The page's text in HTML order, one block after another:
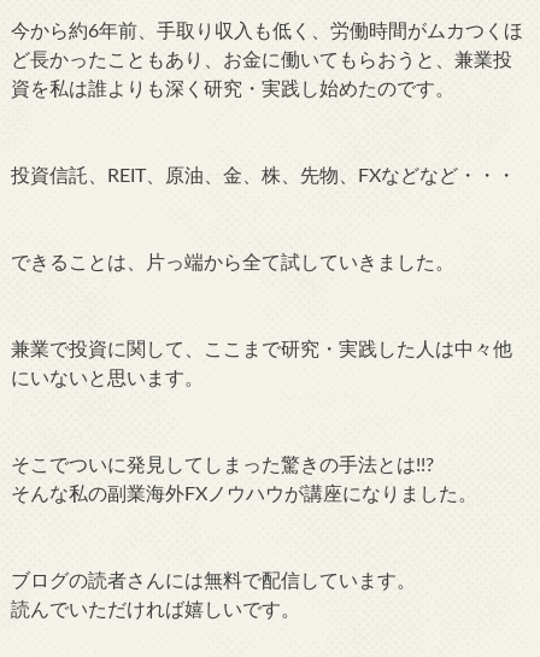
今から約6年前、手取り収入も低く、労働時間がムカつくほ
ど長かったこともあり、お金に働いてもらおうと、兼業投
資を私は誰よりも深く研究・実践し始めたのです。
投資信託、REIT、原油、金、株、先物、FXなどなど・・・
できることは、片っ端から全て試していきました。
兼業で投資に関して、ここまで研究・実践した人は中々他
にいないと思います。
そこでついに発見してしまった驚きの手法とは!!?
そんな私の副業海外FXノウハウが講座になりました。
ブログの読者さんには無料で配信しています。
読んでいただければ嬉しいです。